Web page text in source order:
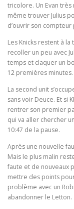
tricolore. Un Evan
même trouver Julius
d’ouvrir son
Les Knicks restent à
recoller un peu avec
temps et claquer un
12 premières minutes.
La second unit
sans voir Deuce. Et si
rentrer son premier
qui va aller chercher
10:47 de la pause.
Après une nouvelle
Mais le plus malin
faute et de nouveaux
mettre des points
problème avec un
abandonner le Letton.